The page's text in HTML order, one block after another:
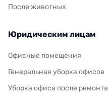
После животных
Юридическим лицам
Офисные помещения
Генеральная уборка офисов
Уборка офиса после ремонта